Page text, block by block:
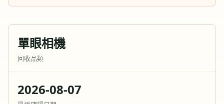
單眼相機
回收品類
2026-08-07